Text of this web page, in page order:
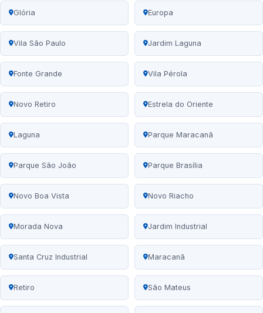
Glória Europa
Vila São Paulo Jardim Laguna
Fonte Grande Vila Pérola
Novo Retiro Estrela do Oriente
Laguna Parque Maracanã
Parque São João Parque Brasília
Novo Boa Vista Novo Riacho
Morada Nova Jardim Industrial
Santa Cruz Industrial Maracanã
Retiro São Mateus